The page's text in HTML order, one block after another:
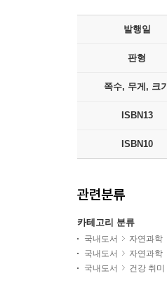
발행일
판형
쪽수, 무게, 크기
ISBN13
ISBN10
관련분류
카테고리 분류
국내도서 자연과학
국내도서
자연과학
국내도서
건강 취미